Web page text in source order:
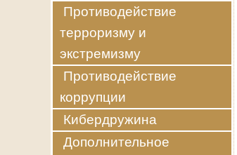
Противодействие
терроризму и
экстремизму
Противодействие
коррупции
Кибердружина
Дополнительное